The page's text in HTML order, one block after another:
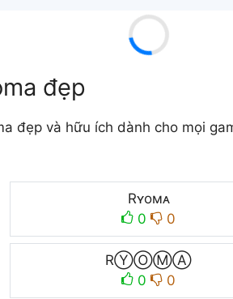
đẹp
đẹp và hữu ích dành cho mọi
Rʏoмᴀ
0
0
RⓎⓄⓂⒶ
0
0